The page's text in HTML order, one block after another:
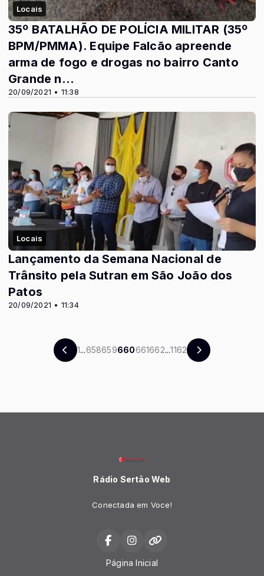
Locais
20/09/2021 • 11:38
35º BATALHÃO DE POLÍCIA MILITAR (35º
BPM/PMMA). Equipe Falcão apreende
arma de fogo e drogas no bairro Canto
Grande n...
Locais
20/09/2021 • 11:34
Lançamento da Semana Nacional de
Trânsito pela Sutran em São João dos
Patos
1...658659660661662...1162
Rádio Sertão Web
Conectada em Voce!
Página Inicial